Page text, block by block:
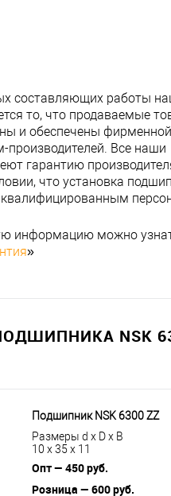
составляющих работы
то, что продаваемые
и обеспечены фирменной
производителей. Все наши
гарантию
что установка
квалифицированным
информацию можно
»
NSK
Подшипник NSK 6300 ZZ
Размеры d x D x B
10 x 35 x 11
Опт — 450 руб.
Розница — 600 руб.